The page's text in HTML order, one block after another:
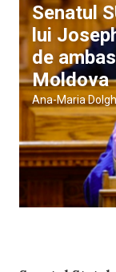
Senatul
lui
de
Moldova
Ana-Maria